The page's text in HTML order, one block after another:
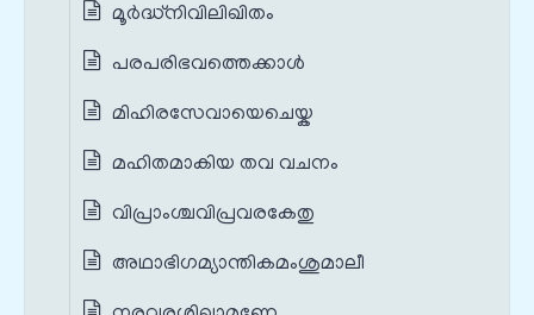
മൂര്‍ദ്ധ്നിവിലിഖിതം
പരപരിഭവത്തെക്കാള്‍
മിഹിരസേവായെചെയ്ക
മഹിതമാകിയ തവ വചനം
വിപ്രാംശ്ചവിപ്രവരകേതു
അഥാഭിഗമ്യാന്തികമംശുമാലീ